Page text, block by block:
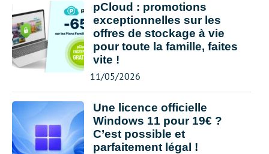
pCloud : promotions
exceptionnelles sur les
offres de stockage à vie
pour toute la famille, faites
vite !
11/05/2026
Une licence officielle
Windows 11 pour 19€ ?
C’est possible et
parfaitement légal !